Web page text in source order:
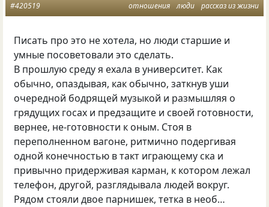
отношения люди рассказ из жизни
#420519
Писать про это не хотела, но люди старшие и
умные посоветовали это сделать.
В прошлую среду я ехала в университет. Как
обычно, опаздывая, как обычно, заткнув уши
очередной бодрящей музыкой и размышляя о
грядущих госах и предзащите и своей готовности,
вернее, не-готовности к оным. Стоя в
переполненном вагоне, ритмично подергивая
одной конечностью в такт играющему ска и
привычно придерживая карман, к котором лежал
телефон, другой, разглядывала людей вокруг.
Рядом стояли двое парнишек, тетка в необ…